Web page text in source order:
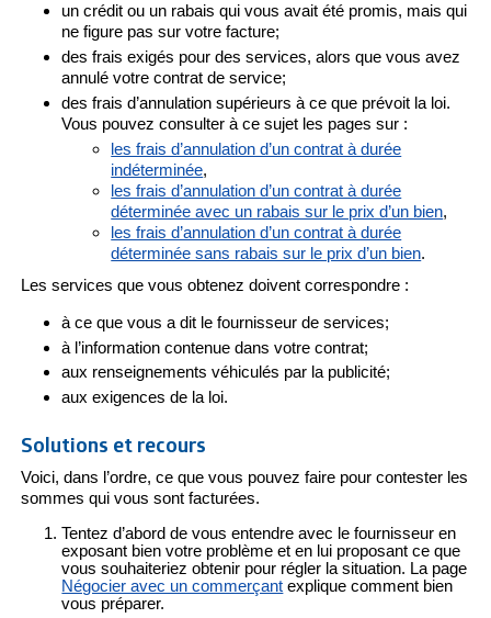
un crédit ou un rabais qui vous avait été promis, mais qui
ne figure pas sur votre facture;
des frais exigés pour des services, alors que vous avez
annulé votre contrat de service;
des frais d’annulation supérieurs à ce que prévoit la loi.
Vous pouvez consulter à ce sujet les pages sur :
les frais d’annulation d’un contrat à durée
indéterminée,
les frais d’annulation d’un contrat à durée
déterminée avec un rabais sur le prix d’un bien,
les frais d’annulation d’un contrat à durée
déterminée sans rabais sur le prix d’un bien.
Les services que vous obtenez doivent correspondre :
à ce que vous a dit le fournisseur de services;
à l’information contenue dans votre contrat;
aux renseignements véhiculés par la publicité;
aux exigences de la loi.
Solutions et recours
Voici, dans l’ordre, ce que vous pouvez faire pour contester les
sommes qui vous sont facturées.
Tentez d’abord de vous entendre avec le fournisseur en
exposant bien votre problème et en lui proposant ce que
vous souhaiteriez obtenir pour régler la situation. La page
Négocier avec un commerçant explique comment bien
vous préparer.